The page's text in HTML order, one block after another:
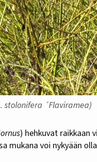
stolonifera ´Flaviramea)
) hehkuvat raikkaan
mukana voi nykyään